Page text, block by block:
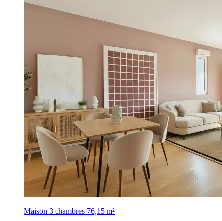
Maison 3 chambres 76,15 m²